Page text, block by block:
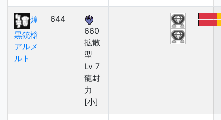
煌
黒銃槍
アルメ
ルト
644
660
拡散
型
Lv 7
龍封
力
[小]